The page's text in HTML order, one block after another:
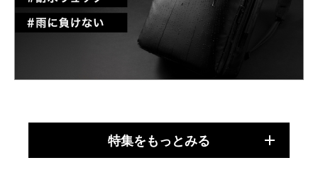
特集をもっとみる